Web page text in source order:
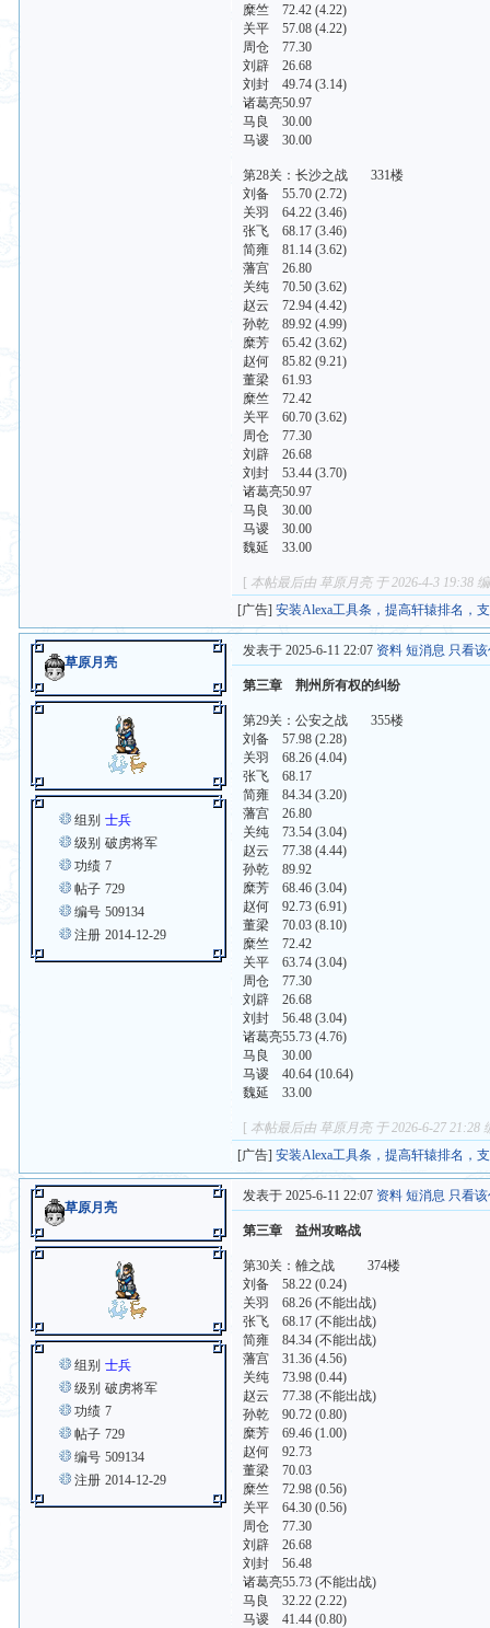
糜竺 72.42 (4.22)
关平 57.08 (4.22)
周仓 77.30
刘辟 26.68
刘封 49.74 (3.14)
诸葛亮50.97
马良 30.00
马谡 30.00
第28关：长沙之战 331楼
刘备 55.70 (2.72)
关羽 64.22 (3.46)
张飞 68.17 (3.46)
简雍 81.14 (3.62)
藩宫 26.80
关纯 70.50 (3.62)
赵云 72.94 (4.42)
孙乾 89.92 (4.99)
糜芳 65.42 (3.62)
赵何 85.82 (9.21)
董梁 61.93
糜竺 72.42
关平 60.70 (3.62)
周仓 77.30
刘辟 26.68
刘封 53.44 (3.70)
诸葛亮50.97
马良 30.00
马谡 30.00
魏延 33.00
[ 本帖最后由 草原月亮 于 2026-4-3 19:38
[广告]安装Alexa工具条，提高轩辕排名，
草原月亮
组别 士兵
级别 破虏将军
功绩 7
帖子 729
编号 509134
注册 2014-12-29
发表于 2025-6-11 22:07 资料 短消息 只看
第三章 荆州所有权的纠纷
第29关：公安之战 355楼
刘备 57.98 (2.28)
关羽 68.26 (4.04)
张飞 68.17
简雍 84.34 (3.20)
藩宫 26.80
关纯 73.54 (3.04)
赵云 77.38 (4.44)
孙乾 89.92
糜芳 68.46 (3.04)
赵何 92.73 (6.91)
董梁 70.03 (8.10)
糜竺 72.42
关平 63.74 (3.04)
周仓 77.30
刘辟 26.68
刘封 56.48 (3.04)
诸葛亮55.73 (4.76)
马良 30.00
马谡 40.64 (10.64)
魏延 33.00
[ 本帖最后由 草原月亮 于 2026-6-27 21:28
[广告]安装Alexa工具条，提高轩辕排名，
草原月亮
组别 士兵
级别 破虏将军
功绩 7
帖子 729
编号 509134
注册 2014-12-29
发表于 2025-6-11 22:07 资料 短消息 只看
第三章 益州攻略战
第30关：雒之战 374楼
刘备 58.22 (0.24)
关羽 68.26 (不能出战)
张飞 68.17 (不能出战)
简雍 84.34 (不能出战)
藩宫 31.36 (4.56)
关纯 73.98 (0.44)
赵云 77.38 (不能出战)
孙乾 90.72 (0.80)
糜芳 69.46 (1.00)
赵何 92.73
董梁 70.03
糜竺 72.98 (0.56)
关平 64.30 (0.56)
周仓 77.30
刘辟 26.68
刘封 56.48
诸葛亮55.73 (不能出战)
马良 32.22 (2.22)
马谡 41.44 (0.80)